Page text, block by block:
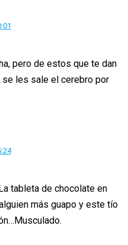
pero de estos que te dan
les sale el cerebro por
tableta de chocolate en
más guapo y este tío